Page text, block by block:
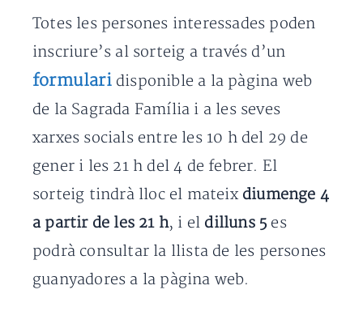
Totes les persones interessades poden
inscriure’s al sorteig a través d’un
formulari disponible a la pàgina web
de la Sagrada Família i a les seves
xarxes socials entre les 10 h del 29 de
gener i les 21 h del 4 de febrer. El
sorteig tindrà lloc el mateix diumenge 4
a partir de les 21 h, i el dilluns 5es
podrà consultar la llista de les persones
guanyadores a la pàgina web.